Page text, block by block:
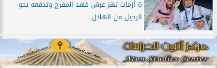
6 أزمات تهز عرش فهد المفرج وتدفعه نحو
الرحيل من الهلال